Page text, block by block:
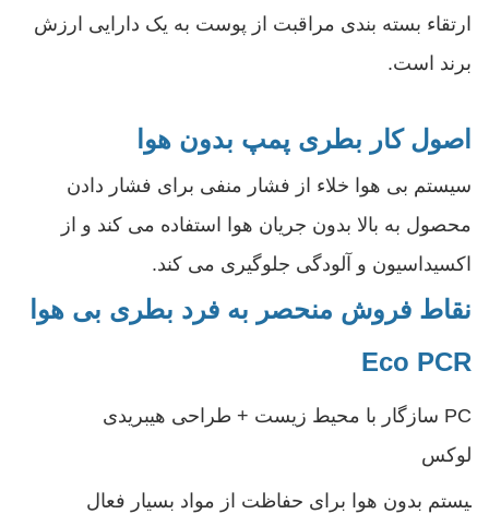
ارتقاء بسته بندی مراقبت از پوست به یک دارایی ارزش
برند است.
اصول کار بطری پمپ بدون هوا
سیستم بی هوا خلاء از فشار منفی برای فشار دادن
محصول به بالا بدون جریان هوا استفاده می کند و از
اکسیداسیون و آلودگی جلوگیری می کند.
نقاط فروش منحصر به فرد بطری بی هوا
Eco PCR
PCR سازگار با محیط زیست + طراحی هیبریدی
لوکس
سیستم بدون هوا برای حفاظت از مواد بسیار فعال